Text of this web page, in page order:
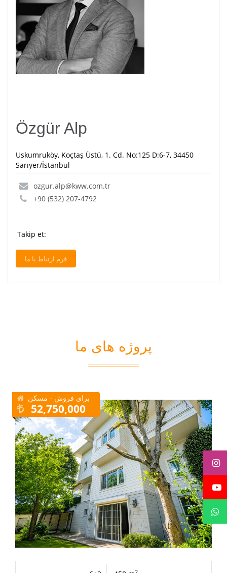
Özgür Alp
Uskumruköy, Koçtaş Üstü, 1. Cd. No:125 D:6-7, 34450
Sarıyer/İstanbul
ozgur.alp@kww.com.tr
+90 (532) 207-4792
Takip et:
فرم ارتباط با ما
پروژه های ما
برای فروش - مسکن
52,750,000